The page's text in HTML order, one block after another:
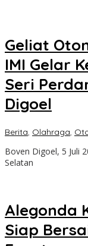
Geliat
IMI Gelar
Seri
Digoel
Berita, Olahraga,
Boven Digoel, 5 Juli
Selatan
Alegonda
Siap